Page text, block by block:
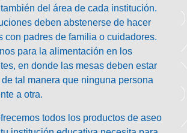
del área de cada institución.
debenabstenerse de hacer
con padres de familia o cuidadores.
para la alimentación en los
en donde las mesas deben estar
tal manera que ninguna persona
a otra.
todos los productos de aseo